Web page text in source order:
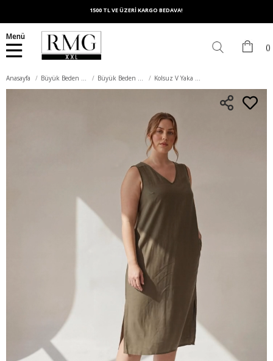
1500 TL VE ÜZERİ KARGO BEDAVA!
Menü
Anasayfa Büyük Beden Elbise Büyük Beden Günlük Elbise Kolsuz V Yaka Büyük Beden Günlük Elbise Haki